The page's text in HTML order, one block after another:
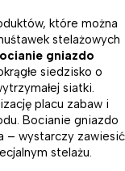
które można
stelażowych
gniazdo
siedzisko o
siatki.
placu zabaw i
Bocianie gniazdo
– wystarczy zawiesić
stelażu.